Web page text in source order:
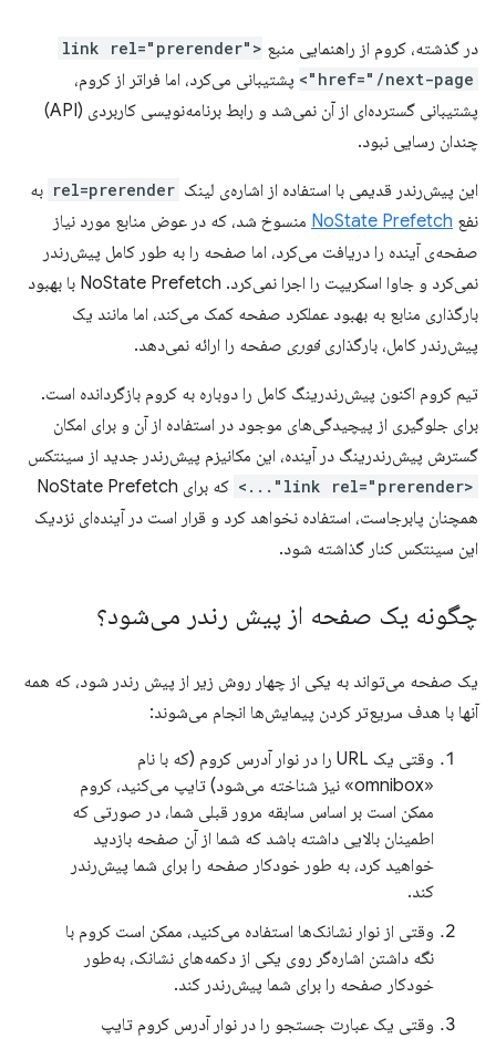
در گذشته، کروم از راهنمایی منبع
<link rel="prerender"
href="/next-page">
پشتیبانی می‌کرد، اما فراتر از کروم،
پشتیبانی گسترده‌ای از آن نمی‌شد و رابط برنامه‌نویسی کاربردی (API)
چندان رسایی نبود.
این پیش‌رندر قدیمی با استفاده از اشاره‌ی لینک rel=prerender به
نفع NoState Prefetch منسوخ شد، که در عوض منابع مورد نیاز
صفحه‌ی آینده را دریافت می‌کرد، اما صفحه را به طور کامل پیش‌رندر
نمی‌کرد و جاوا اسکریپت را اجرا نمی‌کرد. NoState Prefetch با بهبود
بارگذاری منابع به بهبود عملکرد صفحه کمک می‌کند، اما مانند یک
پیش‌رندر کامل، بارگذاریفوری صفحه را ارائه نمی‌دهد.
تیم کروم اکنون پیش‌رندرینگ کامل را دوباره به کروم بازگردانده است.
برای جلوگیری از پیچیدگی‌های موجود در استفاده از آن و برای امکان
گسترش پیش‌رندرینگ در آینده، این مکانیزم پیش‌رندر جدید از سینتکس
<link rel="prerender"...>
که برای NoState Prefetch
همچنان پابرجاست، استفاده نخواهد کرد و قرار است در آینده‌ای نزدیک
این سینتکس کنار گذاشته شود.
چگونه یک صفحه از پیش رندر می‌شود؟
یک صفحه می‌تواند به یکی از چهار روش زیر از پیش رندر شود، که همه
آنها با هدف سریع‌تر کردن پیمایش‌ها انجام می‌شوند:
وقتی یک URL را در نوار آدرس کروم (که با نام
«omnibox» نیز شناخته می‌شود) تایپ می‌کنید، کروم
ممکن است بر اساس سابقه مرور قبلی شما، در صورتی که
اطمینان بالایی داشته باشد که شما از آن صفحه بازدید
خواهید کرد، به طور خودکار صفحه را برای شما پیش‌رندر
کند.
وقتی از نوار نشانک‌ها استفاده می‌کنید، ممکن است کروم با
نگه داشتن اشاره‌گر روی یکی از دکمه‌های نشانک، به‌طور
خودکار صفحه را برای شما پیش‌رندر کند.
وقتی یک عبارت جستجو را در نوار آدرس کروم تایپ